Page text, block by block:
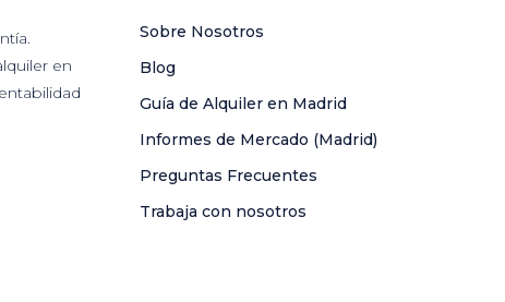
en
Sobre Nosotros
Blog
Guía de Alquiler en Madrid
Informes de Mercado (Madrid)
Preguntas Frecuentes
Trabaja con nosotros